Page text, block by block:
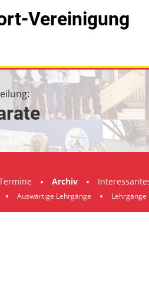
Vereinigung
Archiv
Auswärtige Lehrgänge Lehrgänge